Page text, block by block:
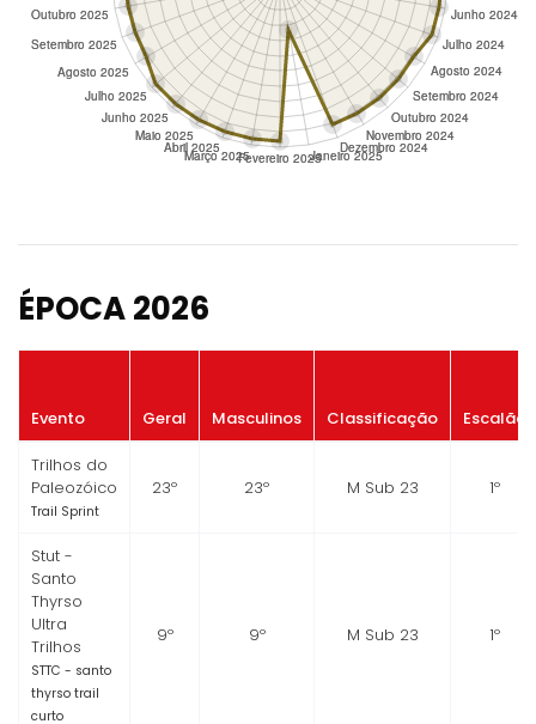
ÉPOCA 2026
Evento Geral Masculinos Classificação Escalão
Trilhos do
Paleozóico
Trail Sprint
23º 23º M Sub 23 1º
Stut -
Santo
Thyrso
Ultra
Trilhos
STTC - santo
thyrso trail
curto
9º 9º M Sub 23 1º